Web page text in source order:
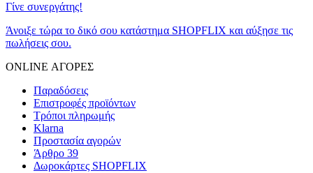
Γίνε συνεργάτης!
Άνοιξε τώρα το δικό σου κατάστημα SHOPFLIX και αύξησε τις
πωλήσεις σου.
ONLINE ΑΓΟΡΕΣ
Παραδόσεις
Επιστροφές προϊόντων
Τρόποι πληρωμής
Klarna
Προστασία αγορών
Άρθρο 39
Δωροκάρτες SHOPFLIX